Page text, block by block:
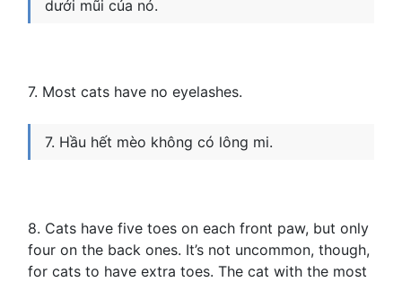
dưới mũi của nó.
7. Most cats have no eyelashes.
7. Hầu hết mèo không có lông mi.
8. Cats have five toes on each front paw, but only
four on the back ones. It’s not uncommon, though,
for cats to have extra toes. The cat with the most